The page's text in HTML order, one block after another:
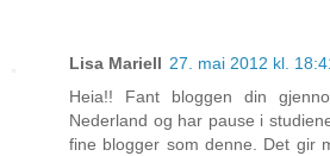
Lisa Mariell 27. mai 2012 kl.
Heia!! Fant bloggen din
Nederland og har pause i
fine blogger som denne. Det gir